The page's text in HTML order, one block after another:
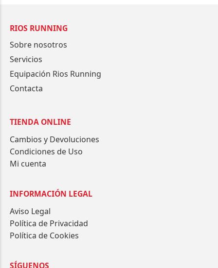
RIOS RUNNING
Sobre nosotros
Servicios
Equipación Rios Running
Contacta
TIENDA ONLINE
Cambios y Devoluciones
Condiciones de Uso
Mi cuenta
INFORMACIÓN LEGAL
Aviso Legal
Política de Privacidad
Política de Cookies
SÍGUENOS